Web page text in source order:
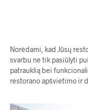
Norėdami, kad Jūsų
svarbu ne tik pasiūlyti
patrauklią bei
restorano apšvietimo ir